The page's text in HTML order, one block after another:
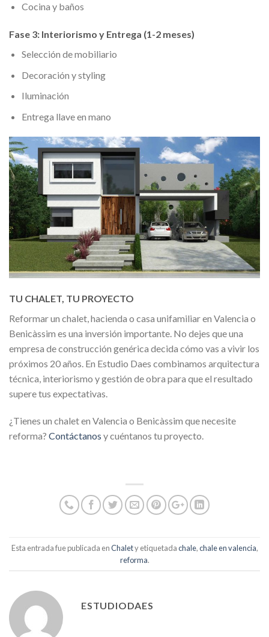
Cocina y baños
Fase 3: Interiorismo y Entrega (1-2 meses)
Selección de mobiliario
Decoración y styling
Iluminación
Entrega llave en mano
TU CHALET, TU PROYECTO
Reformar un chalet, hacienda o casa unifamiliar en Valencia o
Benicàssim es una inversión importante. No dejes que una
empresa de construcción genérica decida cómo vas a vivir los
próximos 20 años. En Estudio Daes combinamos arquitectura
técnica, interiorismo y gestión de obra para que el resultado
supere tus expectativas.
¿Tienes un chalet en Valencia o Benicàssim que necesite
reforma? Contáctanos y cuéntanos tu proyecto.
Esta entrada fue publicada enChalety etiquetadachale,chale en valencia,
reforma.
ESTUDIODAES